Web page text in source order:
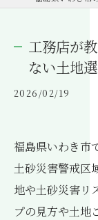
工務店が
ない土地
2026/02/19
福島県いわき市
土砂災害警戒区
地や土砂災害リ
プの見方や土地